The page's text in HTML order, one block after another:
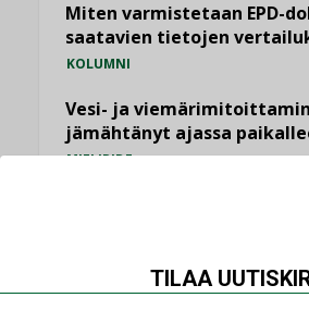
Miten varmistetaan EPD-
saatavien tietojen
KOLUMNI
Vesi- ja
jämähtänyt ajassa
MIELIPIDE
TILAA